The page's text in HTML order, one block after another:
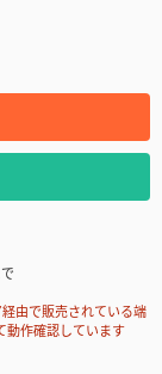
由で販売されている端
動作確認しています